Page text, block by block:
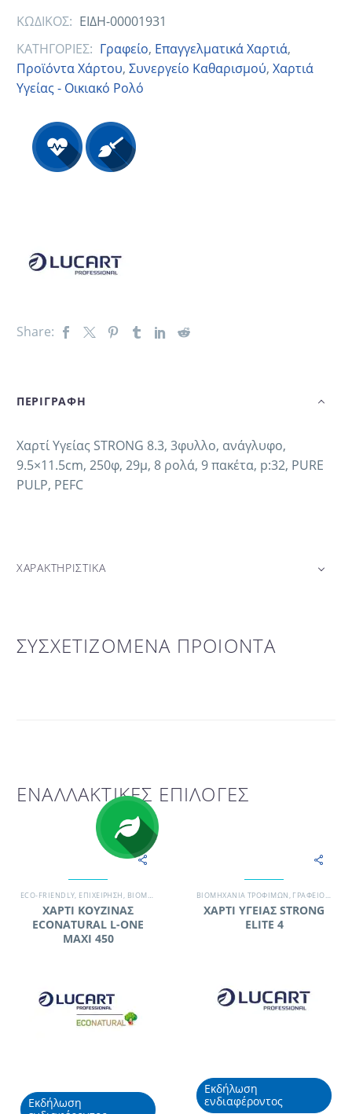
ΚΩΔΙΚΟΣ: ΕΙΔΗ-00001931
ΚΑΤΗΓΟΡΙΕΣ: Γραφείο, Επαγγελματικά Χαρτιά,
Προϊόντα Χάρτου, Συνεργείο Καθαρισμού, Χαρτιά
Υγείας - Οικιακό Ρολό
Share:
ΠΕΡΙΓΡΑΦΗ
Χαρτί Υγείας STRONG 8.3, 3φυλλο, ανάγλυφο,
9.5×11.5cm, 250φ, 29μ, 8 ρολά, 9 πακέτα, p:32, PURE
PULP, PEFC
ΧΑΡΑΚΤΗΡΙΣΤΙΚΑ
ΣΥΣΧΕΤΙΖΟΜΕΝΑ ΠΡΟΙΟΝΤΑ
ΕΝΑΛΛΑΚΤΙΚΕΣ ΕΠΙΛΟΓΕΣ
ECO-FRIENDLY, EΠΙΧΕΊΡΗΣΗ, ΒΙΟΜΗΧΑΝΊΑ ΤΡΟΦΊΜΩΝ ,ΒΙΟΜΗΧΑΝΙΚΆ ΡΟΛΆ - WIPERS
ΧΑΡΤΙ ΚΟΥΖΙΝΑΣ
ECONATURAL L-ONE
MAXI 450
Εκδήλωση
ΒΙΟΜΗΧΑΝΊΑ ΤΡΟΦΊΜΩΝ, ΓΡΑΦΕΊΟ,
ΧΑΡΤΙ ΥΓΕΙΑΣ STRONG
ELITE 4
Εκδήλωση
ενδιαφέροντος